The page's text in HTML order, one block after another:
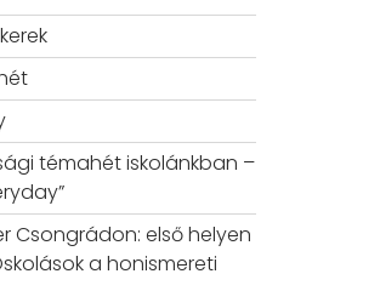
témahét iskolánkban –
Csongrádon: első helyen
a honismereti